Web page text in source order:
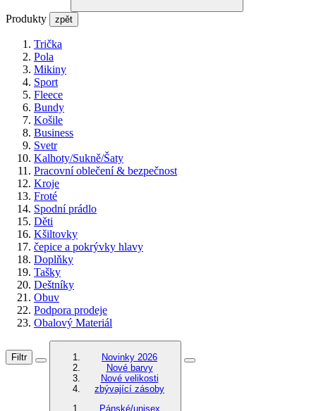
Produkty zpět
Trička
Pola
Mikiny
Sport
Fleece
Bundy
Košile
Business
Svetr
Kalhoty/Sukně/Šaty
Pracovní oblečení & bezpečnost
Kroje
Froté
Spodní prádlo
Děti
Kšiltovky
čepice a pokrývky hlavy
Doplňky
Tašky
Deštníky
Obuv
Podpora prodeje
Obalový Materiál
Filtr
Novinky 2026
Nové barvy
Nové velikosti
zbývající zásoby
Pánské/unisex